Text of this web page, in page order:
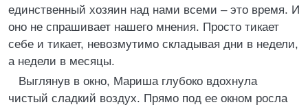
единственный хозяин над нами всеми – это время. И
оно не спрашивает нашего мнения. Просто тикает
себе и тикает, невозмутимо складывая дни в недели,
а недели в месяцы.
Выглянув в окно, Мариша глубоко вдохнула
чистый сладкий воздух. Прямо под ее окном росла